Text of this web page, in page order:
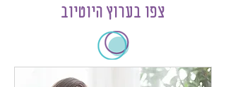
צפו בערוץ היוטיוב